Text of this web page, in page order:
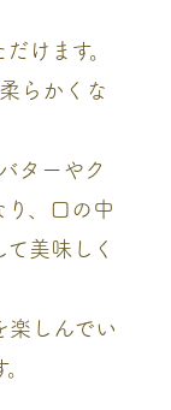
けます。
らかくな
ターやク
、口の中
美味しく
しんでい